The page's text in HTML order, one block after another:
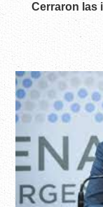
Cerraron las